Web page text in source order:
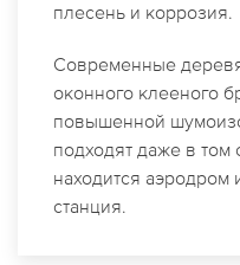
плесень и коррозия.
Современные
оконного клееного
повышенной
подходят даже в том
находится
станция.